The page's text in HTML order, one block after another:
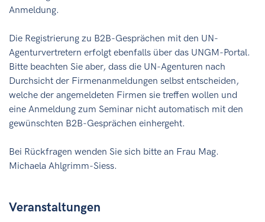
Anmeldung.
Die Registrierung zu B2B-Gesprächen mit den UN-
Agenturvertretern erfolgt ebenfalls über das UNGM-Portal.
Bitte beachten Sie aber, dass die UN-Agenturen nach
Durchsicht der Firmenanmeldungen selbst entscheiden,
welche der angemeldeten Firmen sie treffen wollen und
eine Anmeldung zum Seminar nicht automatisch mit den
gewünschten B2B-Gesprächen einhergeht.
Bei Rückfragen wenden Sie sich bitte an Frau Mag.
Michaela Ahlgrimm-Siess.
Veranstaltungen